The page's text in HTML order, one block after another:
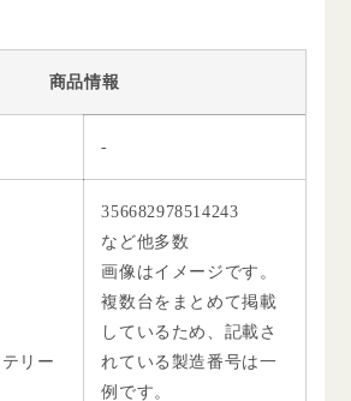
商品情報
-
リー
356682978514243
など他多数
画像はイメージです。
複数台をまとめて掲載
しているため、記載さ
れている製造番号は一
例です。